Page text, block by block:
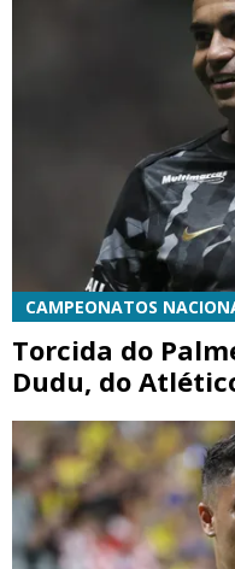
CAMPEONATOS
Torcida do
Dudu, do